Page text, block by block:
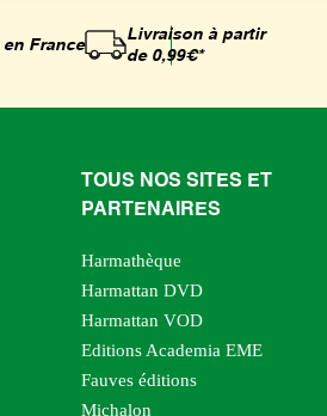
en France
Livraison à partir
de 0,99€*
TOUS NOS SITES ET
PARTENAIRES
Harmathèque
Harmattan DVD
Harmattan VOD
Editions Academia EME
Fauves éditions
Michalon